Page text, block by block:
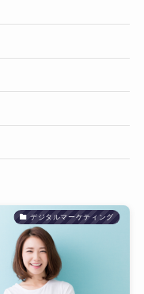
デジタルマーケティング